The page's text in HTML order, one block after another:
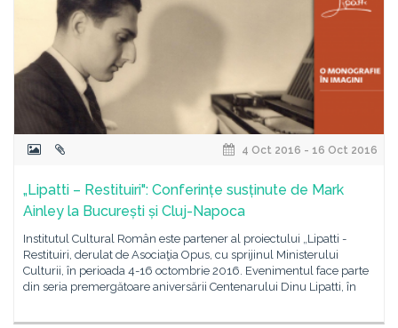
4 Oct 2016 - 16 Oct 2016
„Lipatti – Restituiri": Conferințe susținute de Mark
Ainley la București și Cluj-Napoca
Institutul Cultural Român este partener al proiectului „Lipatti -
Restituiri, derulat de Asociaţia Opus, cu sprijinul Ministerului
Culturii, în perioada 4-16 octombrie 2016. Evenimentul face parte
din seria premergătoare aniversării Centenarului Dinu Lipatti, în